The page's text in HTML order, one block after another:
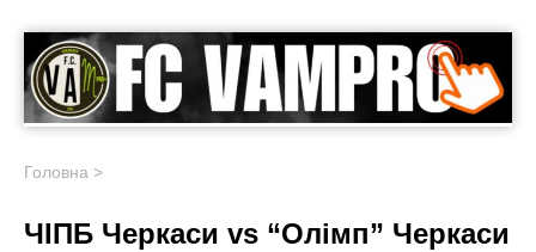
Головна >
ЧІПБ Черкаси vs “Олімп” Черкаси